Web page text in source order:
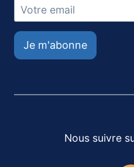
Je m'abonne
Nous suivre